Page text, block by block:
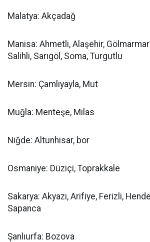
Malatya: Akçadağ
Manisa: Ahmetli, Alaşehir,
Salihli, Sarıgöl, Soma, Turgutlu
Mersin: Çamlıyayla, Mut
Muğla: Menteşe, Milas
Niğde: Altunhisar, bor
Osmaniye: Düziçi, Toprakkale
Sakarya: Akyazı, Arifiye, Ferizli,
Sapanca
Şanlıurfa: Bozova